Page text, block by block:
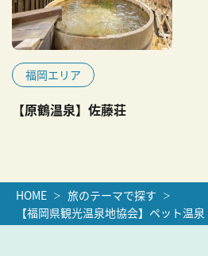
福岡エリア
【原鶴温泉】佐藤荘
HOME
旅のテーマで探す
【福岡県観光温泉地協会】ペット温泉